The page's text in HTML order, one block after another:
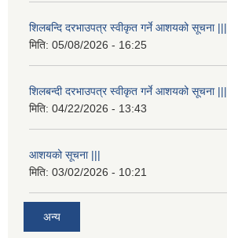
शिलबन्दि दरभाउपत्र स्वीकृत गर्ने आशयको सूचना |||
मिति: 05/08/2026 - 16:25
शिलबन्दी दरभाउपत्र स्वीकृत गर्ने आशयको सूचना |||
मिति: 04/22/2026 - 13:43
आशयको सूचना |||
मिति: 03/02/2026 - 10:21
अन्य